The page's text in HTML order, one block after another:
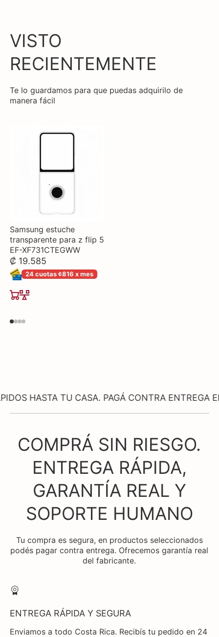
VISTO
RECIENTEMENTE
Te lo guardamos para que puedas adquirilo de
manera fácil
Samsung estuche
transparente para z flip 5
EF-XF731CTEGWW
₡ 19.585
24 cuotas ¢816 x mes
TU CASA. PAGÁ CONTRA ENTREGA EN
COMPRÁ SIN RIESGO.
ENTREGA RÁPIDA,
GARANTÍA REAL Y
SOPORTE HUMANO
Tu compra es segura, en productos seleccionados
podés pagar contra entrega. Ofrecemos garantía real
del fabricante.
ENTREGA RÁPIDA Y SEGURA
Enviamos a todo Costa Rica. Recibís tu pedido en 24